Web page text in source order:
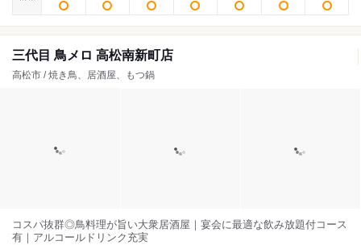
三代目 鳥メロ 高松南新町店
高松市 / 焼き鳥、居酒屋、もつ鍋
コスパ抜群◎鳥料理が旨い大衆居酒屋｜宴会に最適な飲み放題付コース
有｜アルコールドリンク充実